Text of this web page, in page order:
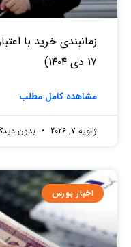
زمانبندی خرید با
۱۷ دی ۱۴۰۴)
مشاهده کامل مطلب
ژانویه 7, 2026 بدون
اخبار بورس